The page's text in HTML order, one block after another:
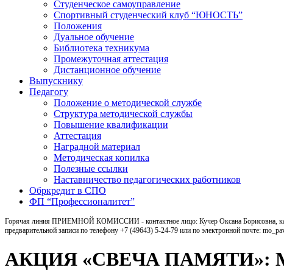
Студенческое самоуправление
Спортивный студенческий клуб “ЮНОСТЬ”
Положения
Дуальное обучение
Библиотека техникума
Промежуточная аттестация
Дистанционное обучение
Выпускнику
Педагогу
Положение о методической службе
Структура методической службы
Повышение квалификации
Аттестация
Наградной материал
Методическая копилка
Полезные ссылки
Наставничество педагогических работников
Обркредит в СПО
ФП “Профессионалитет”
Горячая линия ПРИЕМНОЙ КОМИССИИ - контактное лицо: Кучер Оксана Борисовна,
предварительной записи по телефону +7 (49643) 5-24-79 или по электронной почте:
АКЦИЯ «СВЕЧА ПАМЯТИ»: